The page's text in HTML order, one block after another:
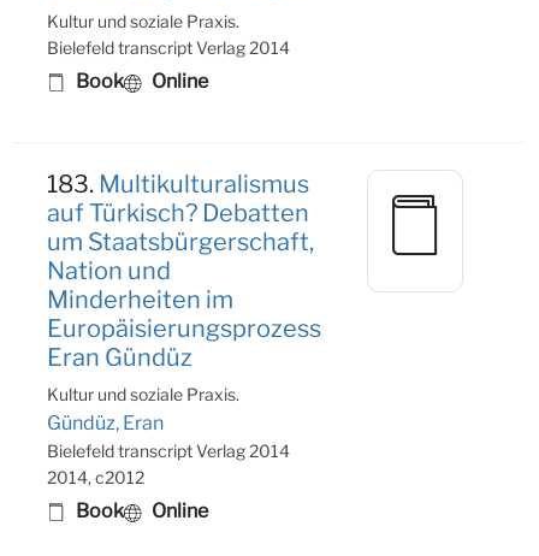
Kultur und soziale Praxis.
Bielefeld transcript Verlag 2014
Book Online
183. Multikulturalismus
auf Türkisch? Debatten
um Staatsbürgerschaft,
Nation und
Minderheiten im
Europäisierungsprozess
Eran Gündüz
Kultur und soziale Praxis.
Gündüz, Eran
Bielefeld transcript Verlag 2014
2014, c2012
Book Online